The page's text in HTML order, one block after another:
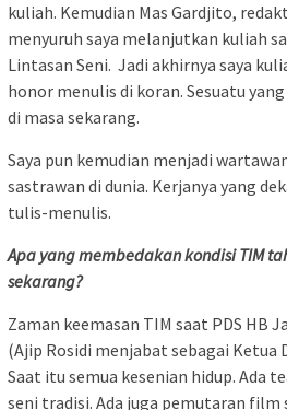
kuliah. Kemudian Mas Gardjito,
menyuruh saya melanjutkan kuliah
Lintasan Seni. Jadi akhirnya saya
honor menulis di koran. Sesuatu
di masa sekarang.
Saya pun kemudian menjadi
sastrawan di dunia. Kerjanya yang
tulis-menulis.
Apa yang membedakan kondisi TIM
sekarang?
Zaman keemasan TIM saat PDS HB
(Ajip Rosidi menjabat sebagai Ketua
Saat itu semua kesenian hidup. Ada
seni tradisi. Ada juga pemutaran film